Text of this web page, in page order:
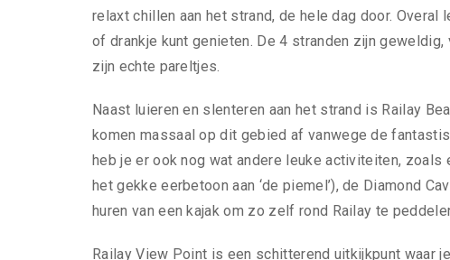
relaxt chillen aan het strand, de hele dag door. Overal
of drankje kunt genieten. De 4 stranden zijn geweldig,
zijn echte pareltjes.
Naast luieren en slenteren aan het strand is Railay
komen massaal op dit gebied af vanwege de
heb je er ook nog wat andere leuke activiteiten, zoals
het gekke eerbetoon aan ‘de piemel’), de Diamond
huren van een kajak om zo zelf rond Railay te
Railay View Point is een schitterend uitkijkpunt waar